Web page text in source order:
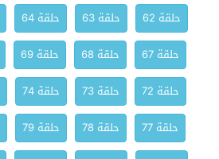
حلقة 62
حلقة 63 حلقة 64
حلقة 67
حلقة 68 حلقة 69
حلقة 72
حلقة 73 حلقة 74
حلقة 77
حلقة 78 حلقة 79